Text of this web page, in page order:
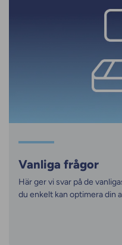
Vanliga frågor
Här ger vi svar på de
du enkelt kan optimera din